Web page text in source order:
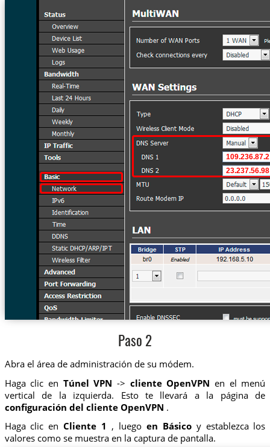
Paso 2
Abra el área de administración de su módem.
Haga clic en Túnel VPN -> cliente OpenVPN en el menú
vertical de la izquierda. Esto te llevará a la página de
configuración del cliente OpenVPN .
Haga clic enCliente 1 , luego en Básicoy establezca los
valores como se muestra en la captura de pantalla.